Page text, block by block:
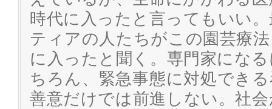
時代に入ったと言ってもいい
ティアの人たちがこの園芸療
に入ったと聞く。専門家にな
ちろん、緊急事態に対処でき
善意だけでは前進しない。社